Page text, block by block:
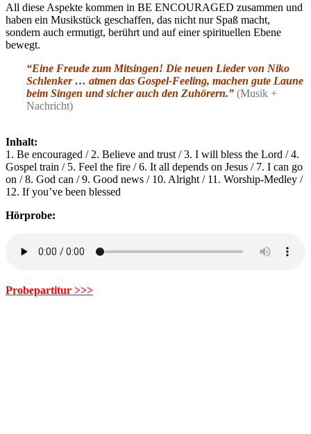
All diese Aspekte kommen in BE ENCOURAGED zusammen und
haben ein Musikstück geschaffen, das nicht nur Spaß macht,
sondern auch ermutigt, berührt und auf einer spirituellen Ebene
bewegt.
“Eine Freude zum Mitsingen! Die neuen Lieder von Niko
Schlenker … atmen das Gospel-Feeling, machen gute Laune
beim Singen und sicher auch den Zuhörern.” (Musik +
Nachricht)
Inhalt:
1. Be encouraged / 2. Believe and trust / 3. I will bless the Lord / 4.
Gospel train / 5. Feel the fire / 6. It all depends on Jesus / 7. I can go
on / 8. God can / 9. Good news / 10. Alright / 11. Worship-Medley /
12. If you’ve been blessed
Hörprobe:
Probepartitur >>>